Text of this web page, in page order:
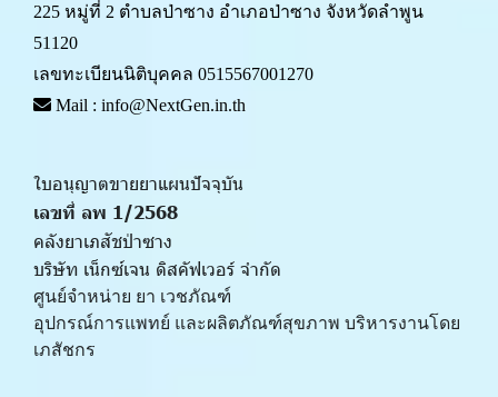
225 หมู่ที่ 2 ตำบลป่าซาง อำเภอป่าซาง จังหวัดลำพูน
51120
เลขทะเบียนนิติบุคคล 0515567001270
Mail : info@NextGen.in.th
ใบอนุญาตขายยาแผนปัจจุบัน
เลขที่ ลพ 1/2568
คลังยาเภสัชป่าซาง
บริษัท เน็กซ์เจน ดิสคัฟเวอร์ จำกัด
ศูนย์จำหน่าย ยา เวชภัณฑ์
﻿อุปกรณ์การแพทย์ และผลิตภัณฑ์สุขภาพ บริหารงานโดย
เภสัชกร